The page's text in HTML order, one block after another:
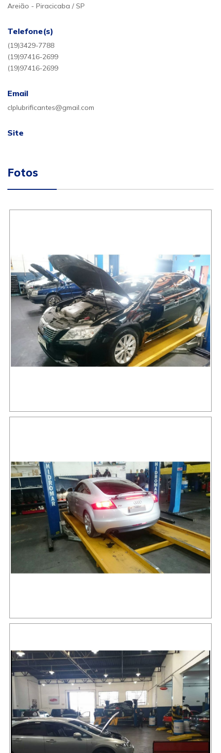
Areião - Piracicaba / SP
Telefone(s)
(19)3429-7788
(19)97416-2699
(19)97416-2699
Email
clplubrificantes@gmail.com
Site
Fotos